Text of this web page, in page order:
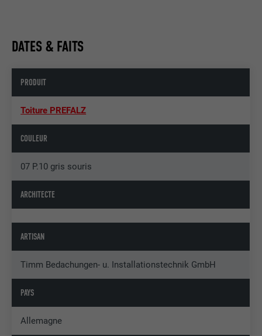
DATES & FAITS
PRODUIT
Toiture PREFALZ
COULEUR
07 P.10 gris souris
ARCHITECTE
ARTISAN
Timm Bedachungen- u. Installationstechnik GmbH
PAYS
Allemagne